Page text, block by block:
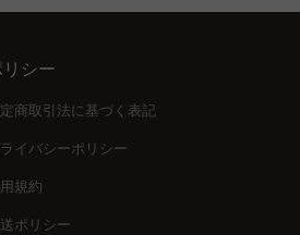
時間を過ごすのにぴったりです。
リシー
商取引法に基づく表記
イバシーポリシー
規約
ポリシー